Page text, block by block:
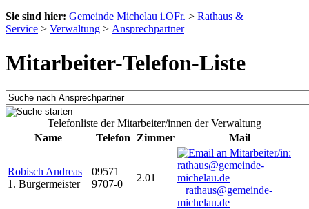
Sie sind hier: Gemeinde Michelau i.OFr. > Rathaus &
Service > Verwaltung > Ansprechpartner
Mitarbeiter-Telefon-Liste
Telefonliste der Mitarbeiter/innen der Verwaltung
Name
Telefon Zimmer Mail
Robisch Andreas
1. Bürgermeister
09571
9707-0
2.01
rathaus@gemeinde-
michelau.de